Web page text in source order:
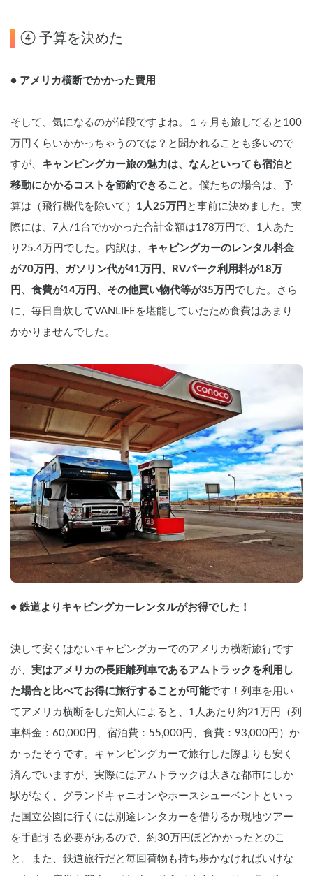
④ 予算を決めた
● アメリカ横断でかかった費用
そして、気になるのが値段ですよね。１ヶ月も旅してると100
万円くらいかかっちゃうのでは？と聞かれることも多いので
すが、 キャンピングカー旅の魅力は、なんといっても宿泊と
移動にかかるコストを節約できること 。僕たちの場合は、予
算は（飛行機代を除いて） 1人25万円 と事前に決めました。実
際には、7人/1台でかかった合計金額は178万円で、1人あた
り25.4万円でした。内訳は、 キャピングカーのレンタル料金
が70万円、ガソリン代が41万円、RVパーク利用料が18万
円、食費が14万円、その他買い物代等が35万円 でした。さら
に、毎日自炊してVANLIFEを堪能していたため食費はあまり
かかりませんでした。
● 鉄道よりキャピングカーレンタルがお得でした！
決して安くはないキャピングカーでのアメリカ横断旅行です
が、 実はアメリカの長距離列車であるアムトラックを利用し
た場合と比べてお得に旅行することが可能です！列車を用い
てアメリカ横断をした知人によると、1人あたり約21万円（列
車料金：60,000円、宿泊費：55,000円、食費：93,000円）か
かったそうです。キャンピングカーで旅行した際よりも安く
済んでいますが、実際にはアムトラックは大きな都市にしか
駅がなく、グランドキャニオンやホースシューベントといっ
た国立公園に行くには別途レンタカーを借りるか現地ツアー
を手配する必要があるので、約30万円ほどかかったとのこ
と。また、鉄道旅行だと毎回荷物も持ち歩かなければいけな